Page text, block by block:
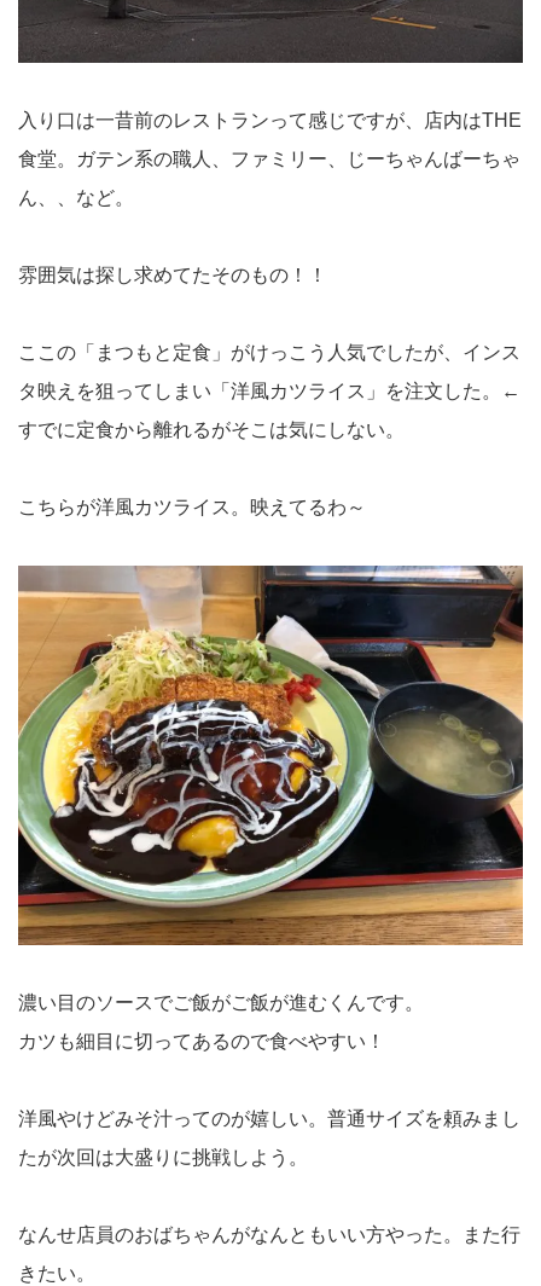
入り口は一昔前のレストランって感じですが、店内はTHE
食堂。ガテン系の職人、ファミリー、じーちゃんばーちゃ
ん、、など。
雰囲気は探し求めてたそのもの！！
ここの「まつもと定食」がけっこう人気でしたが、インス
タ映えを狙ってしまい「洋風カツライス」を注文した。←
すでに定食から離れるがそこは気にしない。
こちらが洋風カツライス。映えてるわ～
濃い目のソースでご飯がご飯が進むくんです。
カツも細目に切ってあるので食べやすい！
洋風やけどみそ汁ってのが嬉しい。普通サイズを頼みまし
たが次回は大盛りに挑戦しよう。
なんせ店員のおばちゃんがなんともいい方やった。また行
きたい。